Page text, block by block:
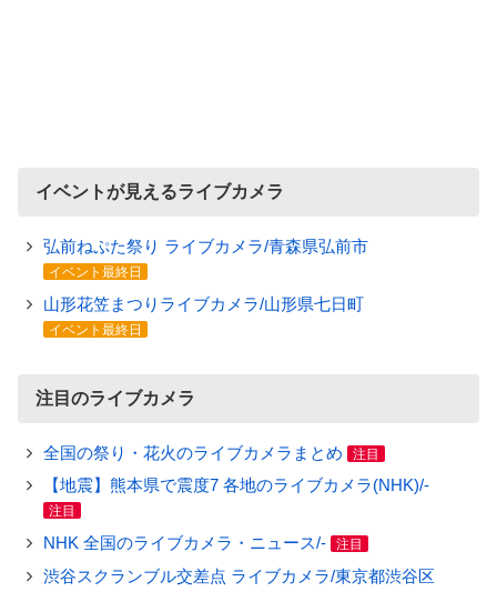
イベントが見えるライブカメラ
弘前ねぷた祭り ライブカメラ/青森県弘前市
イベント最終日
山形花笠まつりライブカメラ/山形県七日町
イベント最終日
注目のライブカメラ
全国の祭り・花火のライブカメラまとめ 注目
【地震】熊本県で震度7 各地のライブカメラ(NHK)/-
注目
NHK 全国のライブカメラ・ニュース/- 注目
渋谷スクランブル交差点 ライブカメラ/東京都渋谷区